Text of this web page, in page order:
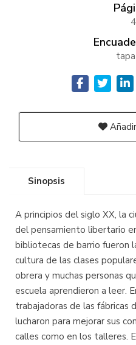
Sinopsis
A principios del siglo XX, la
del pensamiento libertario
bibliotecas de barrio fueron
cultura de las clases
obrera y muchas personas
escuela aprendieron a leer.
trabajadoras de las fábricas
lucharon para mejorar sus
calles como en los talleres.